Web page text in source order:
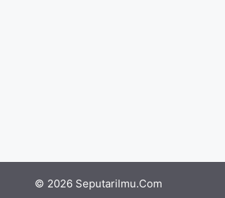
© 2026 Seputarilmu.Com